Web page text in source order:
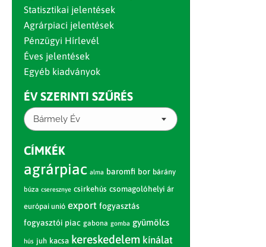
Statisztikai jelentések
Agrárpiaci jelentések
Pénzügyi Hírlevél
Éves jelentések
Egyéb kiadványok
ÉV SZERINTI SZŰRÉS
Bármely Év
CÍMKÉK
agrárpiac alma baromfi bor bárány
búza cseresznye csirkehús csomagolóhelyi ár
európai unió export fogyasztás
fogyasztói piac gabona gomba gyümölcs
hús juh kacsa kereskedelem kínálat